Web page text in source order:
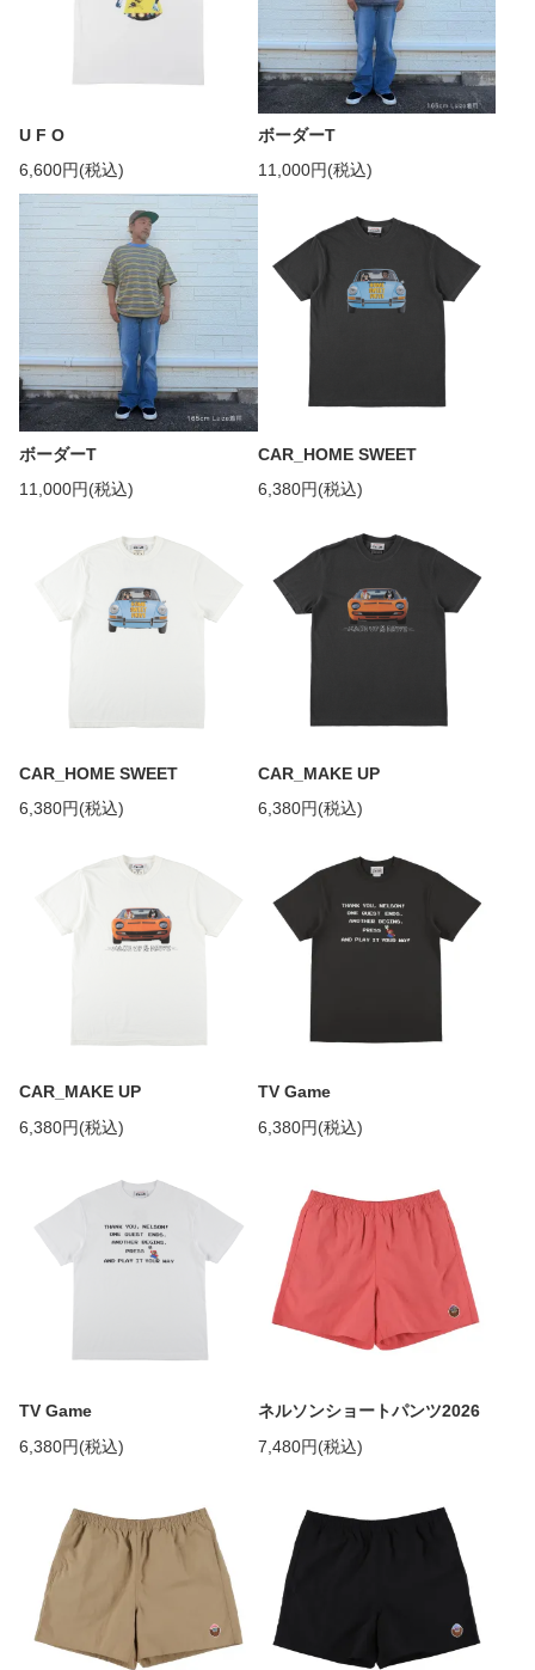
U F O
6,600円(税込)
ボーダーT
11,000円(税込)
ボーダーT
11,000円(税込)
CAR_HOME SWEET
6,380円(税込)
CAR_HOME SWEET
6,380円(税込)
CAR_MAKE UP
6,380円(税込)
CAR_MAKE UP
6,380円(税込)
TV Game
6,380円(税込)
TV Game
6,380円(税込)
ネルソンショートパンツ2026
7,480円(税込)